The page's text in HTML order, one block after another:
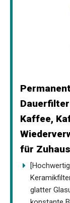
Kaffee,
für
glatter